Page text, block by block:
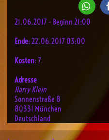
21.06.2017 - Beginn 21:00
Ende: 22.06.2017 03:00
Kosten: 7
Adresse
Harry Klein
Sonnenstraße 8
80331 München
Deutschland